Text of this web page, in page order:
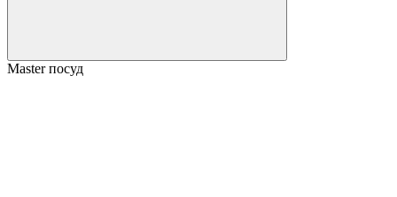
Master посуд